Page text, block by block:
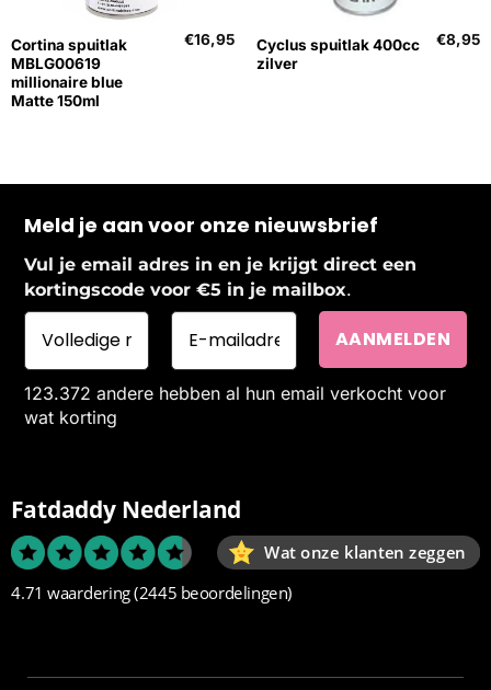
Cortina spuitlak
MBLG00619
millionaire blue
Matte 150ml
€16,95
Cyclus spuitlak 400cc
zilver
€8,95
Meld je aan voor onze nieuwsbrief
Vul je email adres in en je krijgt direct een
kortingscode voor €5 in je mailbox.
123.372 andere hebben al hun email verkocht voor
wat korting
Fatdaddy Nederland
Wat onze klanten zeggen
4.71 waardering(2445 beoordelingen)